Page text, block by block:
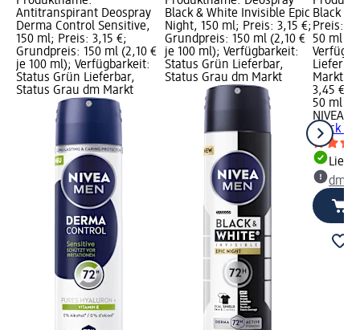
Antitranspirant Deospray
Derma Control Sensitive,
150 ml; Preis: 3,15 €;
Grundpreis: 150 ml (2,10 €
je 100 ml); Verfügbarkeit:
Status Grün Lieferbar,
Status Grau dm Markt
Black & White Invisible Epic
Night, 150 ml; Preis: 3,15 €;
Grundpreis: 150 ml (2,10 €
je 100 ml); Verfügbarkeit:
Status Grün Lieferbar,
Status Grau dm Markt
Black &
Preis:
50 ml
Markt
3,45 €
50 ml
NIVEA
Black &
dm